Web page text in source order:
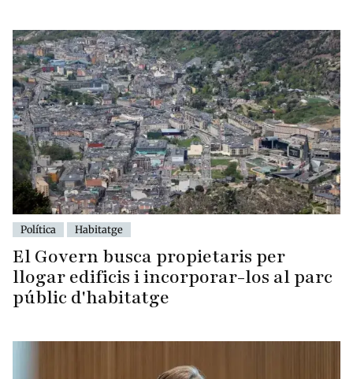
Política Habitatge
El Govern busca propietaris per
llogar edificis i incorporar-los al parc
públic d'habitatge